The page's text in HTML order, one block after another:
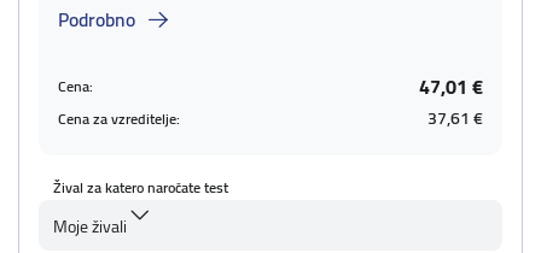
Podrobno
Cena: 47,01 €
Cena za vzreditelje: 37,61 €
Žival za katero naročate test
Moje živali